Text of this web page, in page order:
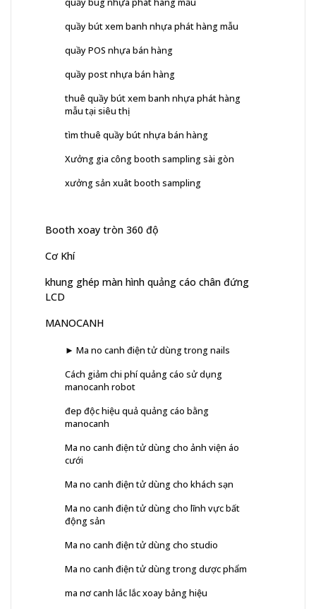
quầy bút xem banh nhựa phát hàng mẫu
quầy POS nhựa bán hàng
quầy post nhựa bán hàng
thuê quầy bút xem banh nhựa phát hàng
mẫu tại siêu thị
tìm thuê quầy bút nhựa bán hàng
Xưởng gia công booth sampling sài gòn
xưởng sản xuât booth sampling
Booth xoay tròn 360 độ
Cơ Khí
khung ghép màn hình quảng cáo chân đứng
LCD
MANOCANH
► Ma no canh điện tử dùng trong nails
Cách giảm chi phí quảng cáo sử dụng
manocanh robot
đep độc hiệu quả quảng cáo bằng
manocanh
Ma no canh điện tử dùng cho ảnh viện áo
cưới
Ma no canh điện tử dùng cho khách sạn
Ma no canh điện tử dùng cho lĩnh vực bất
động sản
Ma no canh điện tử dùng cho studio
Ma no canh điện tử dùng trong dược phẩm
ma nơ canh lắc lắc xoay bảng hiệu